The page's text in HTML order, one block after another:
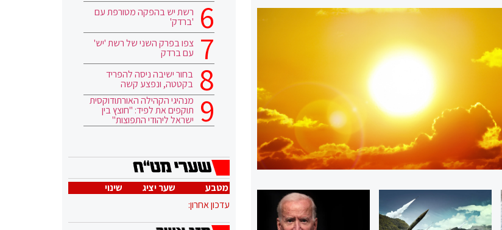
רשת יש בהפקה מטורפת עם
'ברדק'
צפו בפרק השני של רשת 'יש'
עם ברדק
בחור ישיבה ניסה להפריד
בקטטה, ונפצע קשה
מנהיגי הקהילה האורתודוקסית
תוקפים את לפיד: "חוצץ בין
ישראל ליהודי התפוצות"
מטבע שער יציג
שינוי
עדכון אחרון: